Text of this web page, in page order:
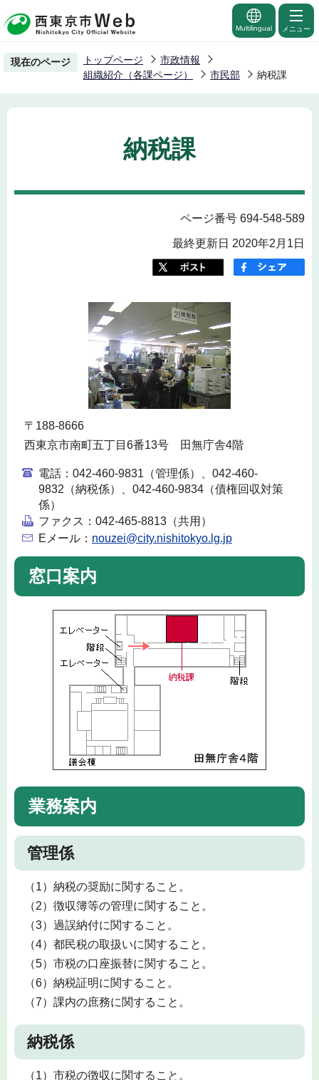
の
ー
Multilingual メニュー
現在のページ トップページ
市政情報
組織紹介（各課ページ）
市民部 納税課
納税課
ページ番号 694-548-589
最終更新日 2020年2月1日
〒188-8666
西東京市南町五丁目6番13号 田無庁舎4階
電話： 042-460-9831（管理係）、042-460-
9832（納税係）、042-460-9834（債権回収対策
係）
ファクス： 042-465-8813（共用）
Eメール： nouzei@city.nishitokyo.lg.jp
窓口案内
業務案内
管理係
（1）納税の奨励に関すること。
（2）徴収簿等の管理に関すること。
（3）過誤納付に関すること。
（4）都民税の取扱いに関すること。
（5）市税の口座振替に関すること。
（6）納税証明に関すること。
（7）課内の庶務に関すること。
納税係
（1）市税の徴収に関すること。